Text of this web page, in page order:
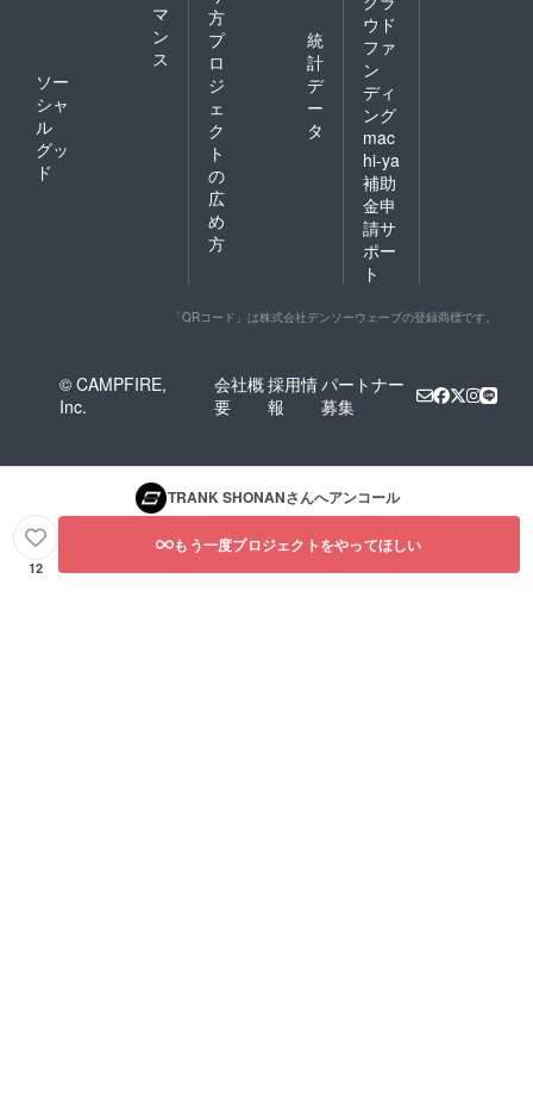
マ
ン
ス
ソー
シャ
ル
グッ
ド
方
プ
ロ
ジ
ェ
ク
ト
の
広
め
方
統
計
デ
ー
タ
ウド
ファ
ン
ディ
ング
mac
hi-ya
補助
金申
請サ
ポー
ト
「QRコード」は株式会社デンソーウェーブの登録商標です。
© CAMPFIRE,
Inc.
会社概
要
採用情
報
パートナー
募集
TRANK SHONANさんへアンコール
12
もう一度プロジェクトをやってほしい